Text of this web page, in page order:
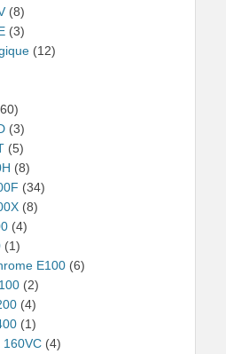
(8)
(3)
(12)
(3)
(5)
(8)
(34)
(8)
(4)
(1)
E100 (6)
(2)
(4)
(1)
160VC (4)